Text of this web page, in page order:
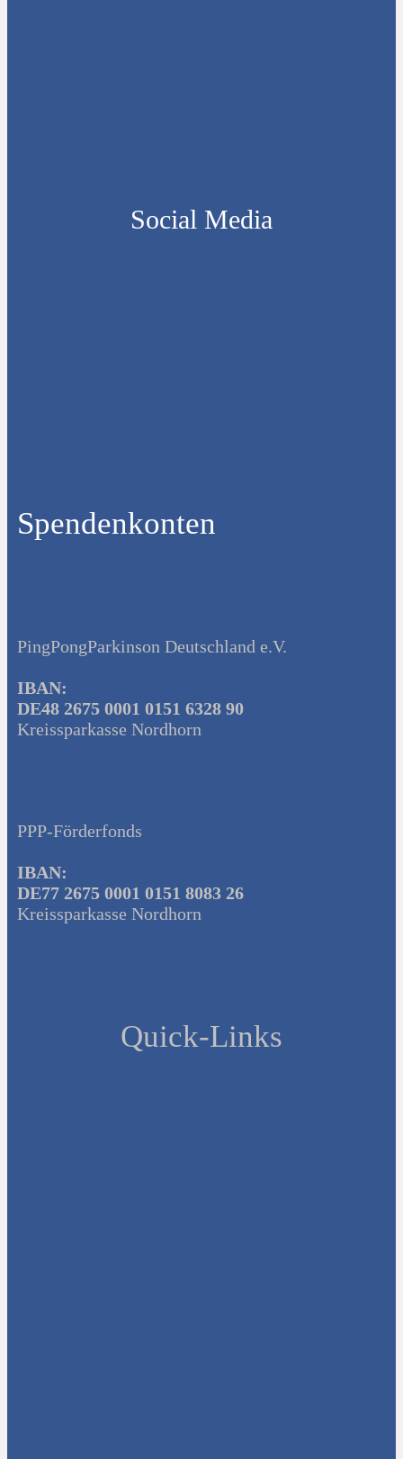
Social Media
Spendenkonten
PingPongParkinson Deutschland e.V.
IBAN:
DE48 2675 0001 0151 6328 90
Kreissparkasse Nordhorn
PPP-Förderfonds
IBAN:
DE77 2675 0001 0151 8083 26
Kreissparkasse Nordhorn
Quick-Links